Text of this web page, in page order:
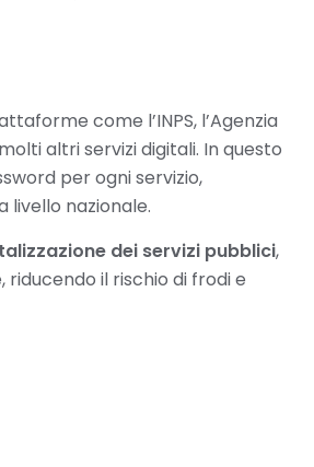
come l’INPS, l’Agenzia
altri servizi digitali. In questo
per ogni servizio,
livello nazionale.
dei servizi pubblici,
il rischio di frodi e